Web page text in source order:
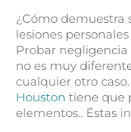
¿Cómo demuestra
lesiones
Probar
no es muy
cualquier otro
Houston tiene que
elementos.. Éstas